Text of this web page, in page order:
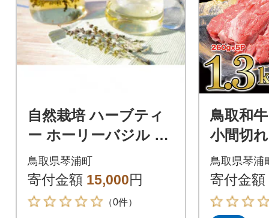
自然栽培 ハーブティ
ー ホーリーバジル 10
0本(約1カ月分)
鳥取県琴浦町
寄付金額 15,000円
（0件）
鳥取和
小間切
ト
020-001
鳥取県琴浦
寄付金額